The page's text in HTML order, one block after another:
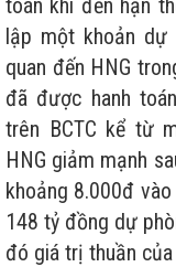
lập một khoản dự
quan đến HNG
đã được hanh
trên BCTC kể từ
HNG giảm mạnh
khoảng 8.000đ
148 tỷ đồng dự
đó giá trị thuần